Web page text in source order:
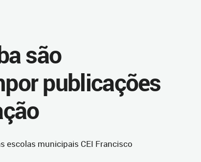
são
publicações
escolas municipais CEI Francisco